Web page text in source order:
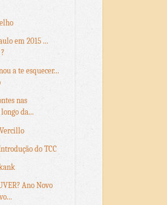
em 2015 ...
a te esquecer...
nas
da...
do TCC
Ano Novo